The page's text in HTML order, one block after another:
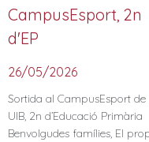
CampusEsport, 2n
d'EP
26/05/2026
Sortida al CampusEsport de
UIB, 2n d’Educació Primària
Benvolgudes famílies, El